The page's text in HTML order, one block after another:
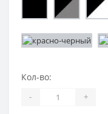
Кол-во:
- +